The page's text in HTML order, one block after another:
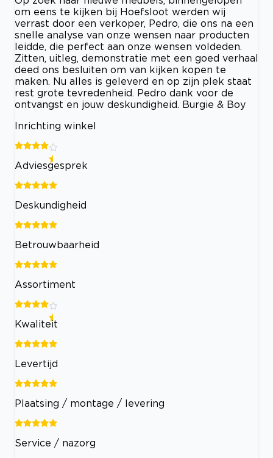
om eens te kijken bij Hoefsloot werden wij
verrast door een verkoper, Pedro, die ons na een
snelle analyse van onze wensen naar producten
leidde, die perfect aan onze wensen voldeden.
Zitten, uitleg, demonstratie met een goed verhaal
deed ons besluiten om van kijken kopen te
maken. Nu alles is geleverd en op zijn plek staat
rest grote tevredenheid. Pedro dank voor de
ontvangst en jouw deskundigheid. Burgie & Boy
Inrichting winkel
Adviesgesprek
Deskundigheid
Betrouwbaarheid
Assortiment
Kwaliteit
Levertijd
Plaatsing / montage / levering
Service / nazorg